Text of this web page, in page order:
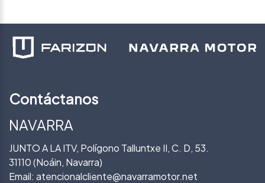
Contáctanos
NAVARRA
JUNTO A LA ITV, Polígono Talluntxe II, C. D, 53.
31110 (Noáin, Navarra)
Email: atencionalcliente@navarramotor.net